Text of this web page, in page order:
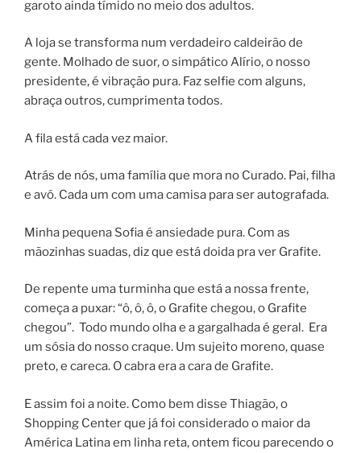
garoto ainda tímido no meio dos adultos.
A loja se transforma num verdadeiro caldeirão de
gente. Molhado de suor, o simpático Alírio, o nosso
presidente, é vibração pura. Faz selfie com alguns,
abraça outros, cumprimenta todos.
A fila está cada vez maior.
Atrás de nós, uma família que mora no Curado. Pai, filha
e avó. Cada um com uma camisa para ser autografada.
Minha pequena Sofia é ansiedade pura. Com as
mãozinhas suadas, diz que está doida pra ver Grafite.
De repente uma turminha que está a nossa frente,
começa a puxar: “ô, ô, ô, o Grafite chegou, o Grafite
chegou”. Todo mundo olha e a gargalhada é geral. Era
um sósia do nosso craque. Um sujeito moreno, quase
preto, e careca. O cabra era a cara de Grafite.
E assim foi a noite. Como bem disse Thiagão, o
Shopping Center que já foi considerado o maior da
América Latina em linha reta, ontem ficou parecendo o